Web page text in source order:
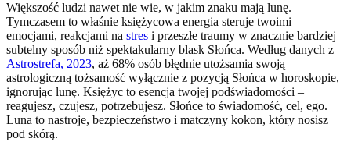
Większość ludzi nawet nie wie, w jakim znaku mają lunę.
Tymczasem to właśnie księżycowa energia steruje twoimi
emocjami, reakcjami na stres i przeszłe traumy w znacznie bardziej
subtelny sposób niż spektakularny blask Słońca. Według danych z
Astrostrefa, 2023, aż 68% osób błędnie utożsamia swoją
astrologiczną tożsamość wyłącznie z pozycją Słońca w horoskopie,
ignorując lunę. Księżyc to esencja twojej podświadomości –
reagujesz, czujesz, potrzebujesz. Słońce to świadomość, cel, ego.
Luna to nastroje, bezpieczeństwo i matczyny kokon, który nosisz
pod skórą.